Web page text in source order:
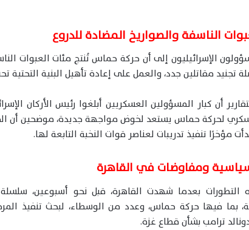
الناسفة والصواريخ المضادة للدروع
الإسرائيليون إلى أن حركة حماس تُنتج مئات العبوات
تجنيد مقاتلين جدد، والعمل على إعادة تأهيل البنية
أن كبار المسؤولين العسكريين أبلغوا رئيس الأركان
مؤخرًا تنفيذ تدريبات لعناصر قوات النخبة التابعة لها.
ومفاوضات في القاهرة
التطورات بعدما شهدت القاهرة، قبل نحو أسبوعين، سلسلة
بما فيها حركة حماس، وعدد من الوسطاء، لبحث تنفيذ
ترامب بشأن قطاع غزة.